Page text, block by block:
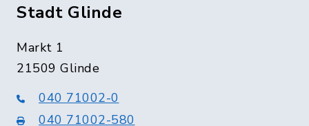
Stadt Glinde
Markt 1
21509 Glinde
040 71002-0
040 71002-580